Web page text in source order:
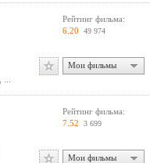
Рейтинг фильма:
6.20 49 974
Мои фильмы
Рейтинг фильма:
7.52 3 699
Мои фильмы